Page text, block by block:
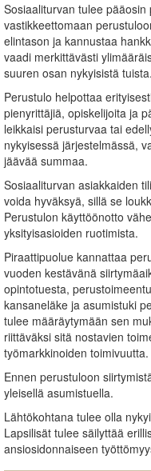
Sosiaaliturvan tulee
vastikkeettomaan
elintason ja kannustaa
vaadi merkittävästi
suuren osan nykyisistä tuista.
Perustulo helpottaa
pienyrittäjiä, opiskelijoita ja
leikkaisi perusturvaa tai
nykyisessä järjestelmässä,
jäävää summaa.
Sosiaaliturvan asiakkaiden
voida hyväksyä, sillä se
Perustulon käyttöönotto
yksityisasioiden ruotimista.
Piraattipuolue kannattaa
vuoden kestävänä
opintotuesta,
kansaneläke ja asumistuki
tulee määräytymään sen
riittäväksi sitä nostavien
työmarkkinoiden toimivuutta.
Ennen perustuloon
yleisellä asumistuella.
Lähtökohtana tulee olla
Lapsilisät tulee säilyttää
ansiosidonnaiseen